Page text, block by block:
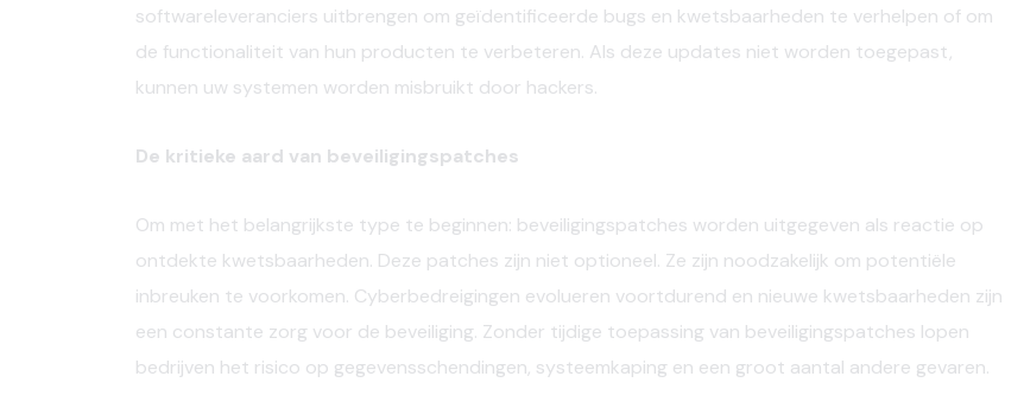
softwareleveranciers uitbrengen om geïdentificeerde bugs en kwetsbaarheden te verhelpen of om
de functionaliteit van hun producten te verbeteren. Als deze updates niet worden toegepast,
kunnen uw systemen worden misbruikt door hackers.
De kritieke aard van beveiligingspatches
Om met het belangrijkste type te beginnen: beveiligingspatches worden uitgegeven als reactie op
ontdekte kwetsbaarheden. Deze patches zijn niet optioneel. Ze zijn noodzakelijk om potentiële
inbreuken te voorkomen. Cyberbedreigingen evolueren voortdurend en nieuwe kwetsbaarheden zijn
een constante zorg voor de beveiliging. Zonder tijdige toepassing van beveiligingspatches lopen
bedrijven het risico op gegevensschendingen, systeemkaping en een groot aantal andere gevaren.